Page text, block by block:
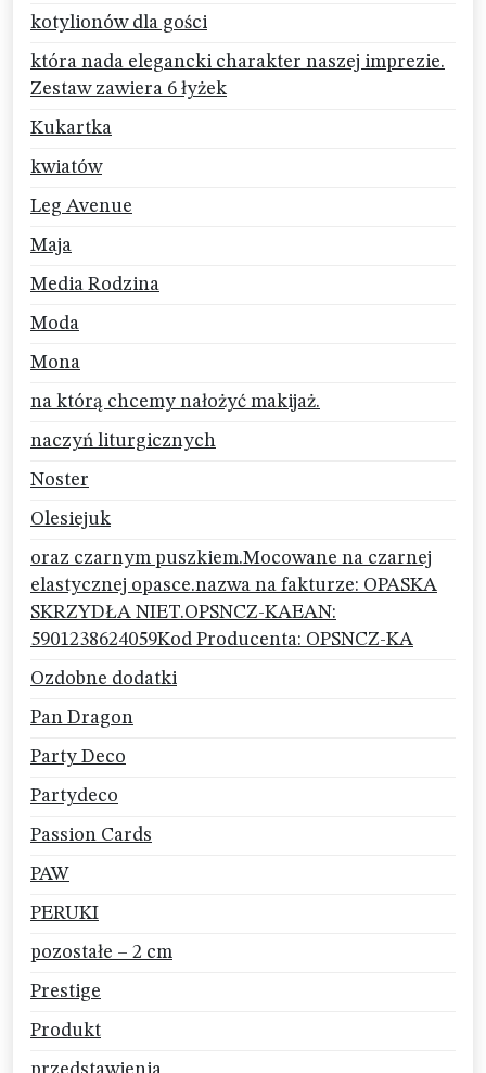
kotylionów dla gości
która nada elegancki charakter naszej imprezie.
Zestaw zawiera 6 łyżek
Kukartka
kwiatów
Leg Avenue
Maja
Media Rodzina
Moda
Mona
na którą chcemy nałożyć makijaż.
naczyń liturgicznych
Noster
Olesiejuk
oraz czarnym puszkiem.Mocowane na czarnej
elastycznej opasce.nazwa na fakturze: OPASKA
SKRZYDŁA NIET.OPSNCZ-KAEAN:
5901238624059Kod Producenta: OPSNCZ-KA
Ozdobne dodatki
Pan Dragon
Party Deco
Partydeco
Passion Cards
PAW
PERUKI
pozostałe – 2 cm
Prestige
Produkt